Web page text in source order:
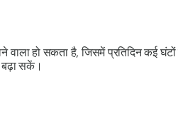
वाला हो सकता है, जिसमें प्रतिदिन कई
बढ़ा सकें।